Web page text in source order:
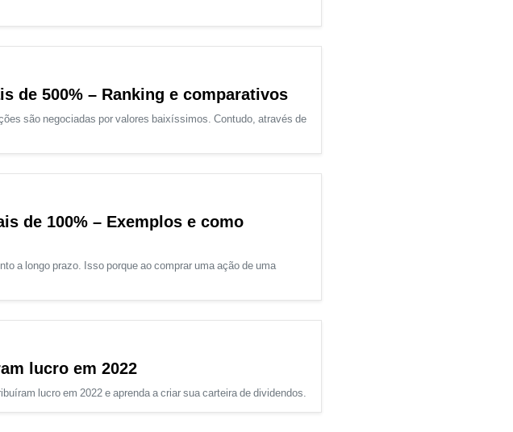
de 500% – Ranking e comparativos
são negociadas por valores baixíssimos. Contudo, através de
de 100% – Exemplos e como
a longo prazo. Isso porque ao comprar uma ação de uma
lucro em 2022
lucro em 2022 e aprenda a criar sua carteira de dividendos.